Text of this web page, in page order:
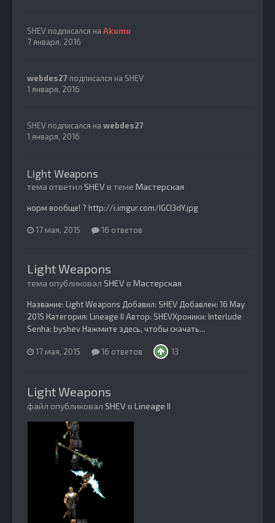
SHEV подписался на Akumu
7 января, 2016
webdes27 подписался на SHEV
1 января, 2016
SHEV подписался на webdes27
1 января, 2016
Light Weapons
тема ответил SHEV в теме Мастерская
норм вообще! ? http://i.imgur.com/IGCI3dY.jpg
17 мая, 2015 16 ответов
Light Weapons
тема опубликовал SHEV в Мастерская
Название: Light Weapons Добавил: SHEV Добавлен: 16 May
2015 Категория: Lineage II Автор: SHEVХроники: Interlude
Senha: byshev Нажмите здесь, чтобы скачать...
17 мая, 2015 16 ответов 13
Light Weapons
файл опубликовал SHEV в Lineage II